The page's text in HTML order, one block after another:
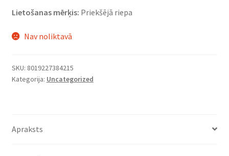
Lietošanas mērķis: Priekšējā riepa
Nav noliktavā
SKU: 8019227384215
Kategorija: Uncategorized
Apraksts